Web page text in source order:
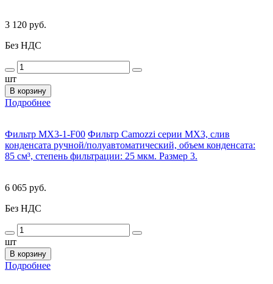
3 120 руб.
Без НДС
шт
В корзину
Подробнее
Фильтр MX3-1-F00 Фильтр Camozzi серии MX3, слив
конденсата ручной/полуавтоматический, объем конденсата:
85 см³, степень фильтрации: 25 мкм. Размер 3.
6 065 руб.
Без НДС
шт
В корзину
Подробнее